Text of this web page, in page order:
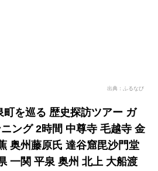
出典：ふるなび
町を巡る 歴史探訪ツアー ガ
ング 2時間 中尊寺 毛越寺 金
奥州藤原氏 達谷窟毘沙門堂
一関 平泉 奥州 北上 大船渡